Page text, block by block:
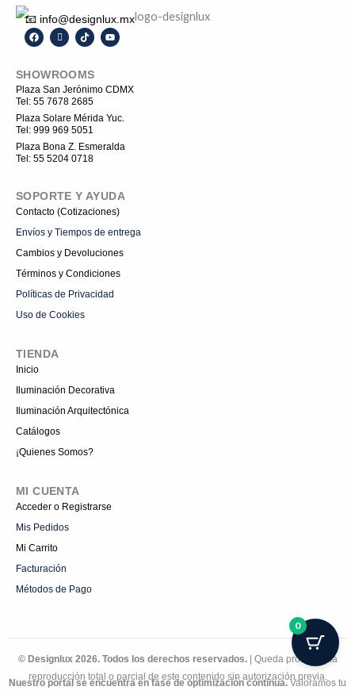
📧 info@designlux.mx
F
a
b
o
o
k
I
c
-
i
n
s
t
a
g
r
a
m
T
i
o
k
Y
o
b
e
SHOWROOMS
Plaza San Jerónimo CDMX
Tel: 55 7678 2685
Plaza Solare Mérida Yuc.
Tel: 999 969 5051
Plaza Bona Z. Esmeralda
Tel: 55 5204 0718
SOPORTE Y AYUDA
Contacto (Cotizaciones)
Envíos y Tiempos de entrega
Cambios y Devoluciones
Términos y Condiciones
Políticas de Privacidad
Uso de Cookies
TIENDA
Inicio
Iluminación Decorativa
Iluminación Arquitectónica
Catálogos
¡Quienes Somos?
MI CUENTA
Acceder o Registrarse
Mis Pedidos
Mi Carrito
Facturación
Métodos de Pago
© Designlux 2026. Todos los derechos reservados.| Queda prohibida la
reproducción total o parcial de este contenido sin autorización previa.
Nuestro portal se encuentra en fase de optimización continua.Valoramos tu
0